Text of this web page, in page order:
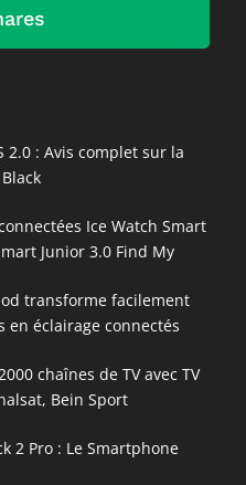
2.0 : Avis complet sur la
Ice Watch Smart
Junior 3.0 Find My
transforme facilement
en éclairage connectés
chaînes de TV avec TV
Bein Sport
2 Pro : Le Smartphone